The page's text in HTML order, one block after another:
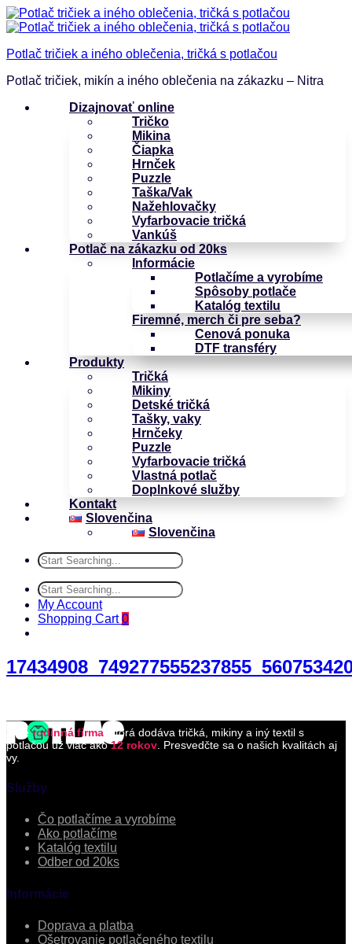
Potlač tričiek a iného oblečenia, tričká s potlačou
Potlač tričiek, mikín a iného oblečenia na zákazku – Nitra
Dizajnovať online
Tričko
Mikina
Čiapka
Hrnček
Puzzle
Taška/Vak
Nažehlovačky
Vyfarbovacie tričká
Vankúš
Potlač na zákazku od 20ks
Informácie
Potlačíme a vyrobíme
Spôsoby potlače
Katalóg textilu
Firemné, merch či pre seba?
Cenová ponuka
DTF transféry
Produkty
Tričká
Mikiny
Detské tričká
Tašky, vaky
Hrnčeky
Puzzle
Vyfarbovacie tričká
Vlastná potlač
Doplnkové služby
Kontakt
Slovenčina
Slovenčina
My Account
Shopping Cart 0
Smerodinná firma , ktorá dodáva tričká, mikiny a iný textil s
potlačou už viac ako12 rokov . Presvedčte sa o našich kvalitách aj
vy.
Služby
Čo potlačíme a vyrobíme
Ako potlačíme
Katalóg textilu
Odber od 20ks
Informácie
Doprava a platba
Ošetrovanie potlačeného textilu